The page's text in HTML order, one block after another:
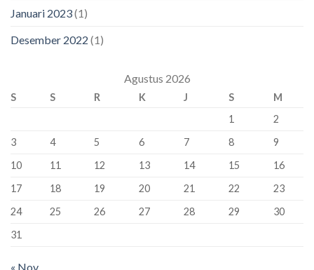
Januari 2023(1)
Desember 2022 (1)
Agustus 2026
S S R K J S
M
1
2
3
4 5 6 7 8
9
10
11 12 13 14 15
16
17
18 19 20 21 22
23
24
25 26 27 28 29
30
31
« Nov